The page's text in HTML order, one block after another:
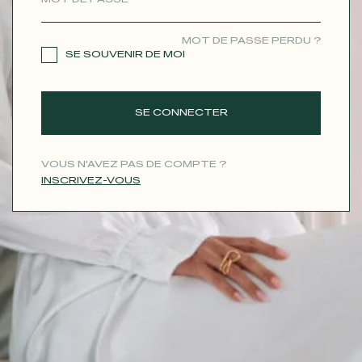
MOT DE PASSE PERDU ?
SE SOUVENIR DE MOI
SE CONNECTER
VOUS N'AVEZ PAS DE COMPTE ?
INSCRIVEZ-VOUS